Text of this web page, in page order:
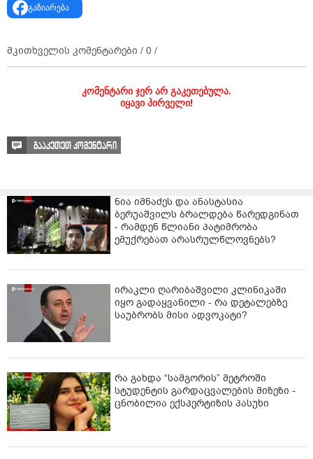
გაზიარება
მკითხველის კომენტარები / 0 /
კომენტარი ჯერ არ გაკეთებულა.
იყავი პირველი!
გააკეთეთ კომენტარი
ნია იმნაძეს და ანასტასია
ბერუაშვილს ბრალდება წარედგინათ
- რამდენ წლიანი პატიმრობა
ემუქრებათ არასრულწლოვნებს?
ირაკლი ღარიბაშვილი კლინიკაში
იყო გადაყვანილი - რა დეტალებზე
საუბრობს მისი ადვოკატი?
რა გახდა “სამგორის” მეტროში
სტუდენტის გარდაცვალების მიზეზი -
ცნობილია ექსპერტიზის პასუხი